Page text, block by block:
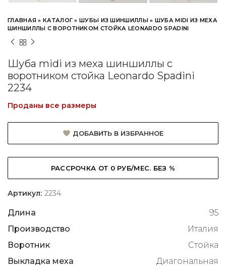
ГЛАВНАЯ »КАТАЛОГ »ШУБЫ ИЗ ШИНШИЛЛЫ» ШУБА MIDI ИЗ МЕХА
ШИНШИЛЛЫ С ВОРОТНИКОМ СТОЙКА LEONARDO SPADINI
Шуба midi из меха шиншиллы с
воротником стойка Leonardo Spadini
2234
Проданы все размеры
ДОБАВИТЬ В ИЗБРАННОЕ
РАССРОЧКА ОТ 0 РУБ/МЕС. БЕЗ %
Артикул: 2234
Длина
95
Производство
Италия
Воротник
Стойка
Выкладка меха
Диагональная